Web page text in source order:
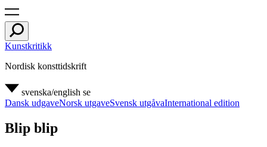
Kunstkritikk
Nordisk konsttidskrift
svenska/english se
Dansk udgaveNorsk utgaveSvensk utgåvaInternational edition
Blip blip